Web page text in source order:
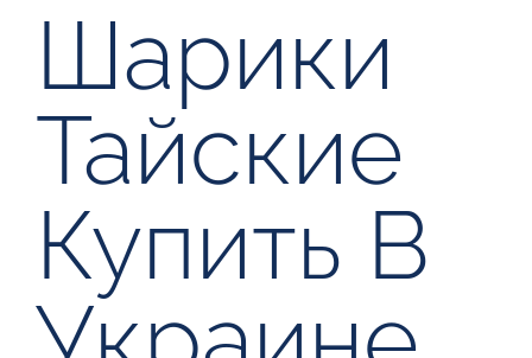
Шарики
Тайские
Купить В